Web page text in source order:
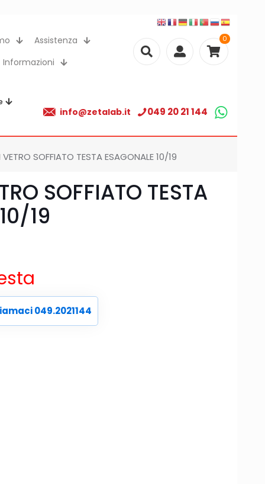
Assistenza
Informazioni
0
info@zetalab.it 049 20 21 144
SOFFIATO TESTA ESAGONALE 10/19
SOFFIATO TESTA
19
049.2021144